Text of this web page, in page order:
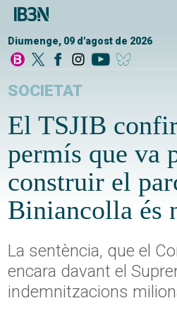
Diumenge, 09 d'agost de 2026
SOCIETAT
El TSJIB
permís que va
construir el
Biniancolla és
La sentència, que el
encara davant el
indemnitzacions